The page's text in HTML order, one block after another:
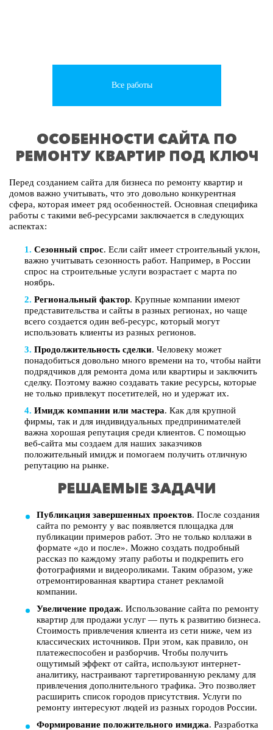
Все работы
ОСОБЕННОСТИ САЙТА ПО
РЕМОНТУ КВАРТИР ПОД КЛЮЧ
Перед созданием сайта для бизнеса по ремонту квартир и
домов важно учитывать, что это довольно конкурентная
сфера, которая имеет ряд особенностей. Основная специфика
работы с такими веб-ресурсами заключается в следующих
аспектах:
Сезонный спрос. Если сайт имеет строительный уклон,
важно учитывать сезонность работ. Например, в России
спрос на строительные услуги возрастает с марта по
ноябрь.
Региональный фактор. Крупные компании имеют
представительства и сайты в разных регионах, но чаще
всего создается один веб-ресурс, который могут
использовать клиенты из разных регионов.
Продолжительность сделки. Человеку может
понадобиться довольно много времени на то, чтобы найти
подрядчиков для ремонта дома или квартиры и заключить
сделку. Поэтому важно создавать такие ресурсы, которые
не только привлекут посетителей, но и удержат их.
Имидж компании или мастера. Как для крупной
фирмы, так и для индивидуальных предпринимателей
важна хорошая репутация среди клиентов. С помощью
веб-сайта мы создаем для наших заказчиков
положительный имидж и помогаем получить отличную
репутацию на рынке.
РЕШАЕМЫЕ ЗАДАЧИ
Публикация завершенных проектов. После создания
сайта по ремонту у вас появляется площадка для
публикации примеров работ. Это не только коллажи в
формате «до и после». Можно создать подробный
рассказ по каждому этапу работы и подкрепить его
фотографиями и видеороликами. Таким образом, уже
отремонтированная квартира станет рекламой
компании.
Увеличение продаж. Использование сайта по ремонту
квартир для продажи услуг — путь к развитию бизнеса.
Стоимость привлечения клиента из сети ниже, чем из
классических источников. При этом, как правило, он
платежеспособен и разборчив. Чтобы получить
ощутимый эффект от сайта, используют интернет-
аналитику, настраивают таргетированную рекламу для
привлечения дополнительного трафика. Это позволяет
расширить список городов присутствия. Услуги по
ремонту интересуют людей из разных городов России.
Формирование положительного имиджа. Разработка